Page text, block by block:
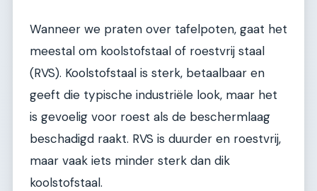
Wanneer we praten over tafelpoten, gaat het
meestal om koolstofstaal of roestvrij staal
(RVS). Koolstofstaal is sterk, betaalbaar en
geeft die typische industriële look, maar het
is gevoelig voor roest als de beschermlaag
beschadigd raakt. RVS is duurder en roestvrij,
maar vaak iets minder sterk dan dik
koolstofstaal.